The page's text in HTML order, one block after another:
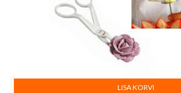
LISA KORVI